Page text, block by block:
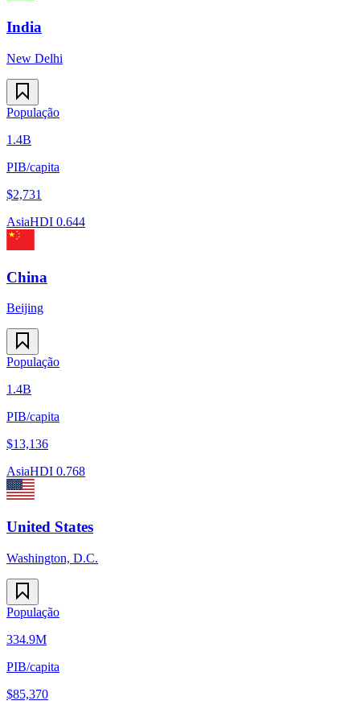
India
New Delhi
População
1.4B
PIB/capita
$2,731
AsiaHDI 0.644
China
Beijing
População
1.4B
PIB/capita
$13,136
AsiaHDI 0.768
United States
Washington, D.C.
População
334.9M
PIB/capita
$85,370